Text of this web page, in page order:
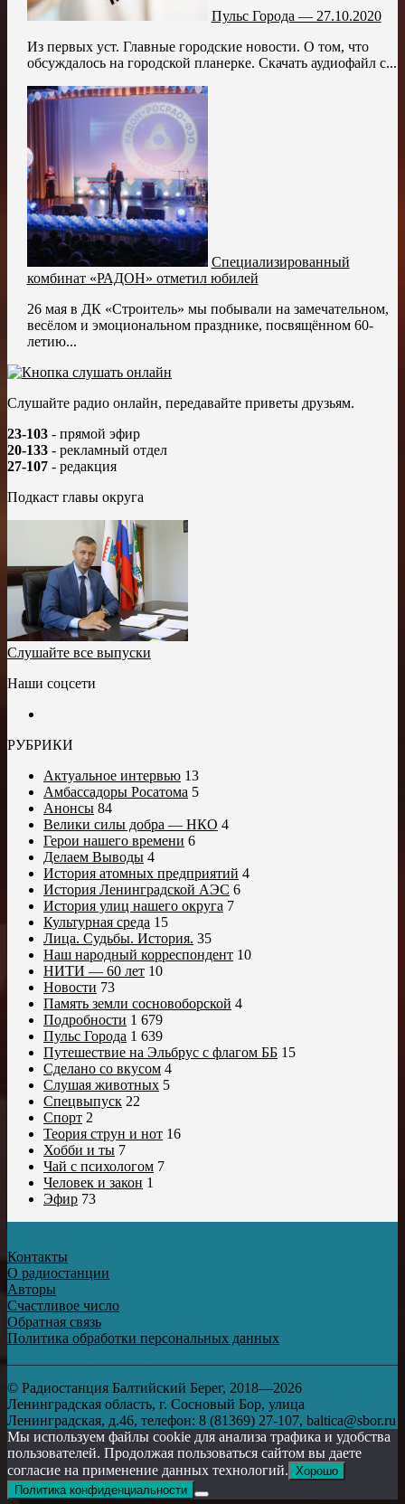
Пульс Города — 27.10.2020
Из первых уст. Главные городские новости. О том, что
обсуждалось на городской планерке. Скачать аудиофайл с...
Специализированный
комбинат «РАДОН» отметил юбилей
26 мая в ДК «Строитель» мы побывали на замечательном,
весёлом и эмоциональном празднике, посвящённом 60-
летию...
Слушайте радио онлайн, передавайте приветы друзьям.
23-103 - прямой эфир
20-133 - рекламный отдел
27-107 - редакция
Подкаст главы округа
Слушайте все выпуски
Наши соцсети
РУБРИКИ
Актуальное интервью 13
Амбассадоры Росатома 5
Анонсы 84
Велики силы добра — НКО 4
Герои нашего времени 6
Делаем Выводы 4
История атомных предприятий 4
История Ленинградской АЭС 6
История улиц нашего округа 7
Культурная среда 15
Лица. Судьбы. История. 35
Наш народный корреспондент 10
НИТИ — 60 лет 10
Новости 73
Память земли сосновоборской 4
Подробности 1 679
Пульс Города 1 639
Путешествие на Эльбрус с флагом ББ 15
Сделано со вкусом 4
Слушая животных 5
Спецвыпуск 22
Спорт 2
Теория струн и нот 16
Хобби и ты 7
Чай с психологом 7
Человек и закон 1
Эфир 73
Контакты
О радиостанции
Авторы
Счастливое число
Обратная связь
Политика обработки персональных данных
© Радиостанция Балтийский Берег, 2018—2026
Ленинградская область, г. Сосновый Бор, улица
Ленинградская, д.46, телефон: 8 (81369) 27-107, baltica@sbor.ru
Мы используем файлы cookie для анализа трафика и удобства
пользователей. Продолжая пользоваться сайтом вы даете
согласие на применение данных технологий. Хорошо
Политика конфиденциальности